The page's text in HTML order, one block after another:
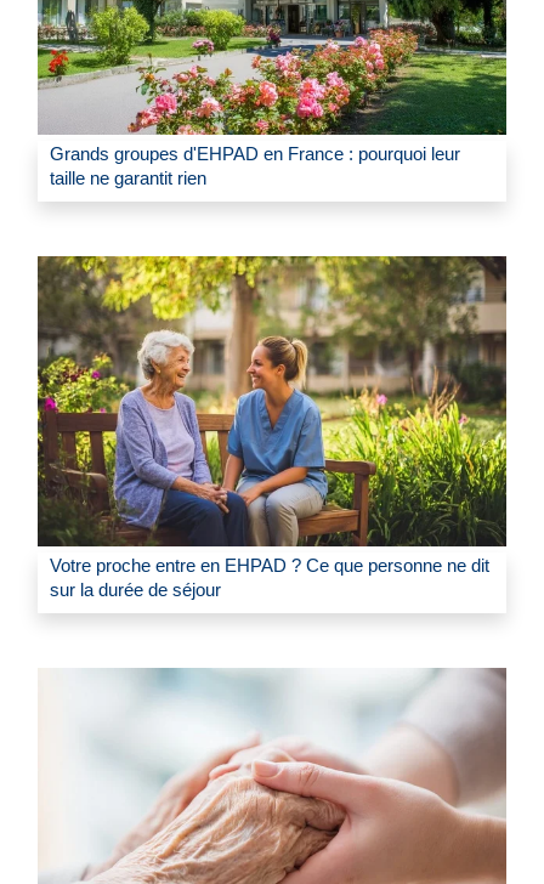
Grands groupes d'EHPAD en France : pourquoi leur
taille ne garantit rien
Votre proche entre en EHPAD ? Ce que personne ne dit
sur la durée de séjour